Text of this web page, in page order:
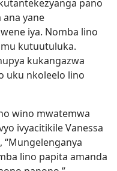
pano
yane
iya. Nomba lino
kutuutuluka.
kukangazwa
uku nkoleelo lino
wino mwatemwa
ivyacitikile Vanessa
“Mungelenganya
lino papita amanda